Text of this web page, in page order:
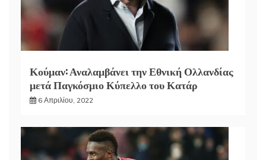
Κούμαν: Αναλαμβάνει την Εθνική Ολλανδίας
μετά Παγκόσμιο Κύπελλο του Κατάρ
6 Απριλίου, 2022